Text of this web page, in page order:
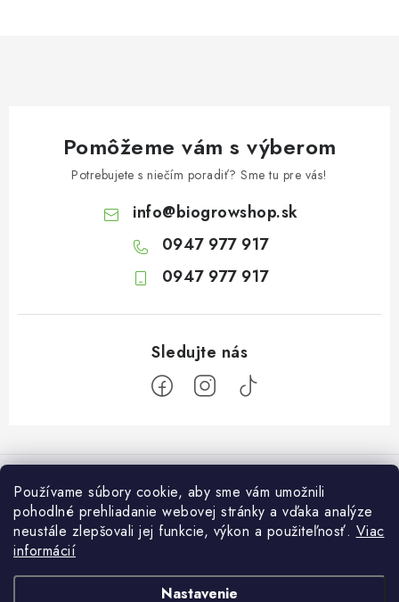
Používame súbory cookie, aby sme vám umožnili
pohodlné prehliadanie webovej stránky a vďaka analýze
neustále zlepšovali jej funkcie, výkon a použiteľnosť. Viac
informácií
Nastavenie
Pomôžeme vám s výberom
Potrebujete s niečím poradiť? Sme tu pre vás!
info@biogrowshop.sk
0947 977 917
0947 977 917
á
O nás
Platba a dodanie
Podmienky ochrany osobných údajov
Otvaracie hodiny veľkosklad
Pondelok: 7:30 – 16:00
Utorok: 7:30 – 16:00